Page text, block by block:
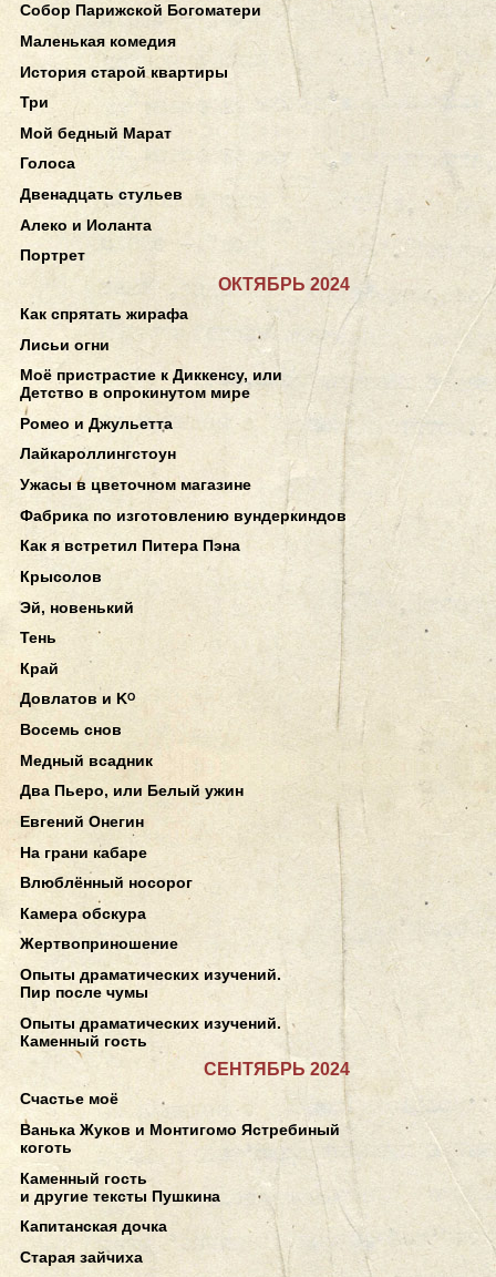
Собор Парижской Богоматери
Маленькая комедия
История старой квартиры
Три
Мой бедный Марат
Голоса
Двенадцать стульев
Алеко и Иоланта
Портрет
ОКТЯБРЬ 2024
Как спрятать жирафа
Лисьи огни
Моё пристрастие к Диккенсу, или
Детство в опрокинутом мире
Ромео и Джульетта
Лайкароллингстоун
Ужасы в цветочном магазине
Фабрика по изготовлению вундеркиндов
Как я встретил Питера Пэна
Крысолов
Эй, новенький
Тень
Край
Довлатов и Kᴼ
Восемь снов
Медный всадник
Два Пьеро, или Белый ужин
Евгений Онегин
На грани кабаре
Влюблённый носорог
Камера обскура
Жертвоприношение
Опыты драматических изучений.
Пир после чумы
Опыты драматических изучений.
Каменный гость
СЕНТЯБРЬ 2024
Счастье моё
Ванька Жуков и Монтигомо Ястребиный
коготь
Каменный гость
и другие тексты Пушкина
Капитанская дочка
Старая зайчиха